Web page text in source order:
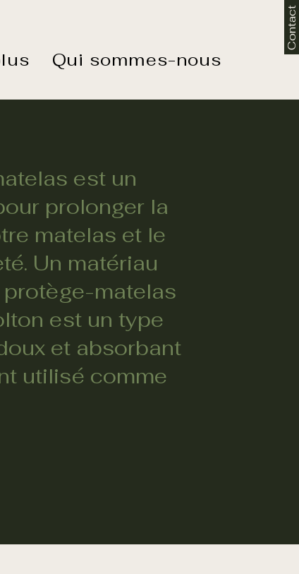
Contact
Qui sommes-nous
est un
prolonger la
matelas et le
Un matériau
matelas
est un type
et absorbant
utilisé comme